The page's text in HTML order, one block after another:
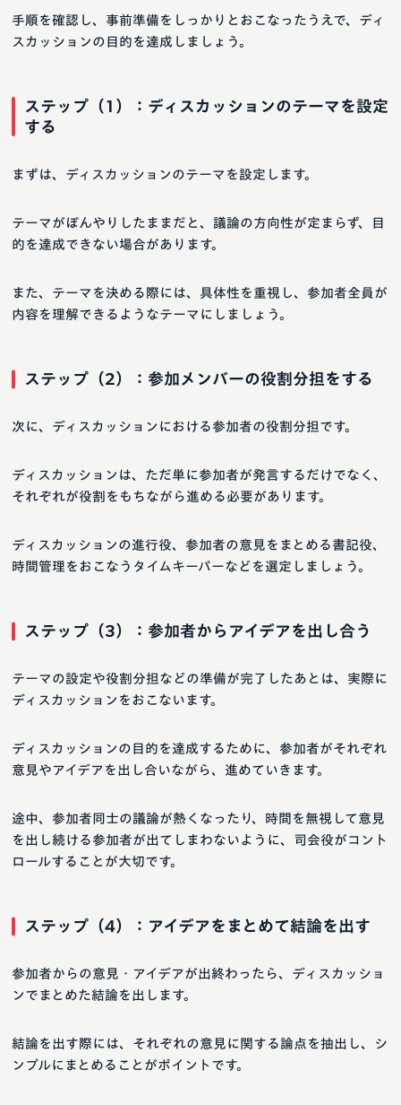
手順を確認し、事前準備をしっかりとおこなったうえで、ディ
スカッションの目的を達成しましょう。
ステップ（1）：ディスカッションのテーマを設定
する
まずは、ディスカッションのテーマを設定します。
テーマがぼんやりしたままだと、議論の方向性が定まらず、目
的を達成できない場合があります。
また、テーマを決める際には、具体性を重視し、参加者全員が
内容を理解できるようなテーマにしましょう。
ステップ（2）：参加メンバーの役割分担をする
次に、ディスカッションにおける参加者の役割分担です。
ディスカッションは、ただ単に参加者が発言するだけでなく、
それぞれが役割をもちながら進める必要があります。
ディスカッションの進行役、参加者の意見をまとめる書記役、
時間管理をおこなうタイムキーパーなどを選定しましょう。
ステップ（3）：参加者からアイデアを出し合う
テーマの設定や役割分担などの準備が完了したあとは、実際に
ディスカッションをおこないます。
ディスカッションの目的を達成するために、参加者がそれぞれ
意見やアイデアを出し合いながら、進めていきます。
途中、参加者同士の議論が熱くなったり、時間を無視して意見
を出し続ける参加者が出てしまわないように、司会役がコント
ロールすることが大切です。
ステップ（4）：アイデアをまとめて結論を出す
参加者からの意見・アイデアが出終わったら、ディスカッショ
ンでまとめた結論を出します。
結論を出す際には、それぞれの意見に関する論点を抽出し、シ
ンプルにまとめることがポイントです。